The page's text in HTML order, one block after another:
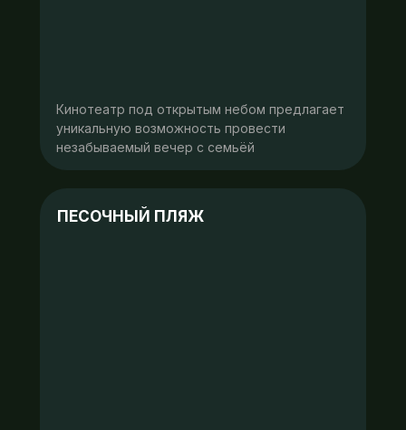
Кинотеатр под открытым небом предлагает
уникальную возможность провести
незабываемый вечер с семьёй
ПЕСОЧНЫЙ ПЛЯЖ